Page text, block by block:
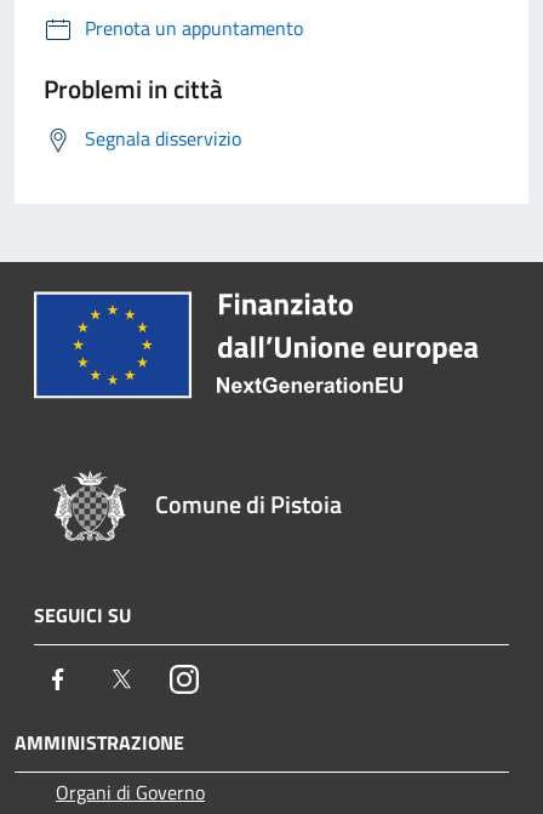
Prenota un appuntamento
Problemi in città
Segnala disservizio
Comune di Pistoia
SEGUICI SU
Facebook TwitterInstagram
AMMINISTRAZIONE
Organi di Governo